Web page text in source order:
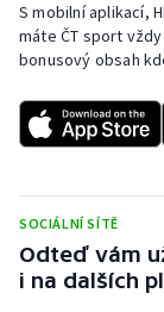
S mobilní aplikací,
máte ČT sport
bonusový obsah
SOCIÁLNÍ SÍTĚ
Odteď vám
i na dalších